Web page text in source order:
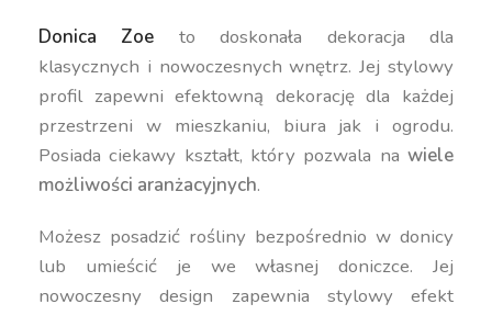
Donica Zoe to doskonała dekoracja dla
klasycznych i nowoczesnych wnętrz. Jej stylowy
profil zapewni efektowną dekorację dla każdej
przestrzeni w mieszkaniu, biura jak i ogrodu.
Posiada ciekawy kształt, który pozwala na wiele
możliwości aranżacyjnych.
Możesz posadzić rośliny bezpośrednio w donicy
lub umieścić je we własnej doniczce. Jej
nowoczesny design zapewnia stylowy efekt